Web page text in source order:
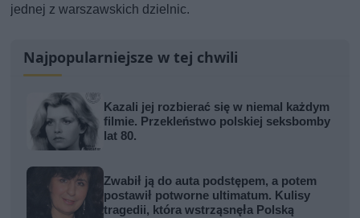
jednej z warszawskich dzielnic.
Najpopularniejsze w tej chwili
Kazali jej rozbierać się w niemal każdym
filmie. Przekleństwo polskiej seksbomby
lat 80.
Zwabił ją do auta podstępem, a potem
postawił potworne ultimatum. Kulisy
tragedii, która wstrząsnęła Polską